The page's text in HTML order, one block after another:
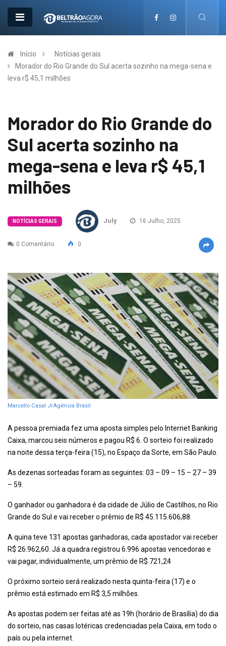
Início
Notícias gerais
Morador do Rio Grande do Sul acerta sozinho na mega-sena e
leva r$ 45,1 milhões
Morador do Rio Grande do
Sul acerta sozinho na
mega-sena e leva r$ 45,1
milhões
NOTÍCIAS GERAIS July 16 Julho, 2025
0 Comentário 0
Marcello Casal JrAgência Brasil
A pessoa premiada fez uma aposta simples pelo Internet Banking
Caixa, marcou seis números e pagou R$ 6. O sorteio foi realizado
na noite dessa terça-feira (15), no Espaço da Sorte, em São Paulo.
As dezenas sorteadas foram as seguintes: 03 – 09 – 15 – 27 – 39
– 59.
O ganhador ou ganhadora é da cidade de Júlio de Castilhos, no Rio
Grande do Sul e vai receber o prêmio de R$ 45.115.606,88.
A quina teve 131 apostas ganhadoras, cada apostador vai receber
R$ 26.962,60. Já a quadra registrou 6.996 apostas vencedoras e
vai pagar, individualmente, um prêmio de R$ 721,24
O próximo sorteio será realizado nesta quinta-feira (17) e o
prêmio está estimado em R$ 3,5 milhões.
As apostas podem ser feitas até as 19h (horário de Brasília) do dia
do sorteio, nas casas lotéricas credenciadas pela Caixa, em todo o
país ou pela internet.